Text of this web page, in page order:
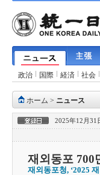
政治 国際 経済 社会
ホーム > ニュース
2025年12月31
재외동포
재외동포청, ‘2025